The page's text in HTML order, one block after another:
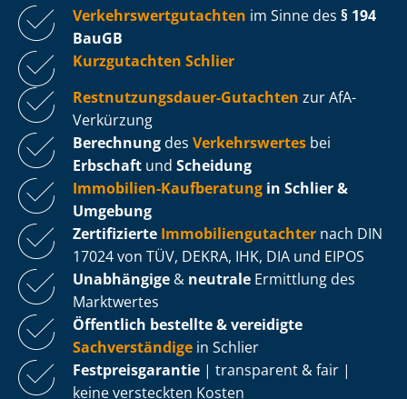
Ver­kehrs­wert­gut­ach­ten im Sinne des § 194
BauGB
Kurzgutachten Schlier
Rest­nut­zungs­dau­er-Gutachten zur AfA-
Verkürzung
Berechnung des Verkehrswertes bei
Erbschaft und Scheidung
Immobilien-Kaufberatung in Schlier &
Umgebung
Zertifizierte Im­mo­bi­li­en­gut­ach­ter nach DIN
17024 von TÜV, DEKRA, IHK, DIA und EIPOS
Unabhängige & neutrale Ermittlung des
Marktwertes
Öffentlich bestellte & vereidigte
Sachverständige in Schlier
Fest­preis­ga­ran­tie | transparent & fair |
keine versteckten Kosten